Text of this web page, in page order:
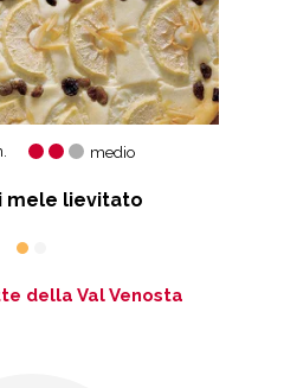
medio
mele lievitato
della Val Venosta